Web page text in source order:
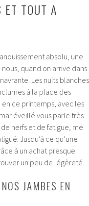
TOUT A
absolu, une
quand on arrive dans
Les nuits blanches
à la place des
ce printemps, avec les
éveillé vous parle très
nerfs et de fatigue, me
Jusqu’à ce qu’une
à un achat presque
un peu de légèreté.
JAMBES EN